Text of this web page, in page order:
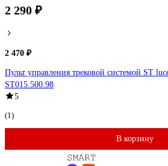
2 290 ₽
2 470 ₽
Пульт управления трековой системой ST
ST015.500.98
5
(1)
В корзину